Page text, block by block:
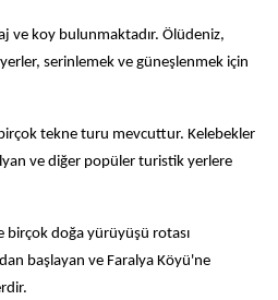
ve koy bulunmaktadır. Ölüdeniz,
yerler, serinlemek ve güneşlenmek için
tekne turu mevcuttur. Kelebekler
ve diğer popüler turistik yerlere
birçok doğa yürüyüşü rotası
başlayan ve Faralya Köyü'ne